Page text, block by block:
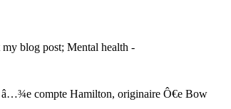
blog post; Mental health -
â…¾e compte Hamilton, originaire Ô€e Bow